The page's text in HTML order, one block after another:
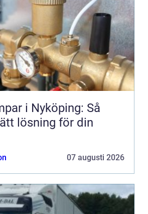
i Nyköping: Så
lösning för din
07 augusti 2026